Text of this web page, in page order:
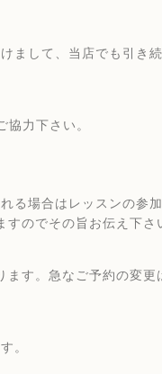
まして、当店でも引き
力下さい。
る場合はレッスンの参
のでその旨お伝え下さ
す。急なご予約の変
。